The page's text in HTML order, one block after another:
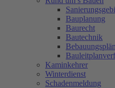
Bauplanung
Baurecht
Bautechnik
Kaminkehrer
Winterdienst
Schadenmeldung